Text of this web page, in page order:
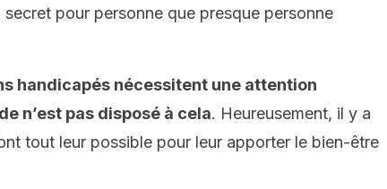
secret pour personne que presque personne
handicapés nécessitent une attention
n’est pas disposé à cela. Heureusement, il y a
tout leur possible pour leur apporter le bien-être